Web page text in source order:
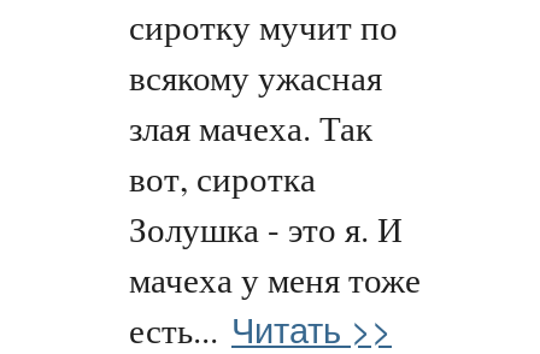
сиротку мучит по
всякому ужасная
злая мачеха. Так
вот, сиротка
Золушка - это я. И
мачеха у меня тоже
есть... Читать >>